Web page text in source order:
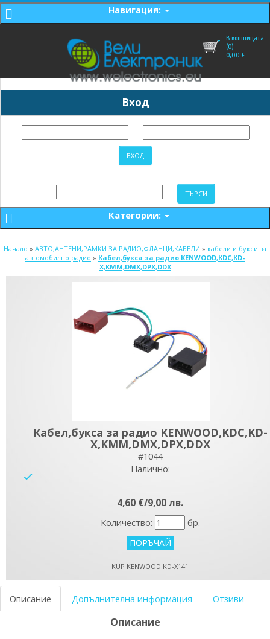
Навигация:
В кошницата
(0)
0,00 €
Вход
Категории:
Начало » АВТО,АНТЕНИ,РАМКИ ЗА РАДИО,ФЛАНЦИ,КАБЕЛИ » кабели и букси за
автомобилно радио » Кабел,букса за радио KENWOOD,KDC,KD-
X,KMM,DMX,DPX,DDX
Кабел,букса за радио KENWOOD,KDC,KD-
X,KMM,DMX,DPX,DDX
#1044
Налично:
4,60 €/9,00 лв.
Количество: бр.
KUP KENWOOD KD-X141
Описание Допълнителна информация Отзиви
Описание